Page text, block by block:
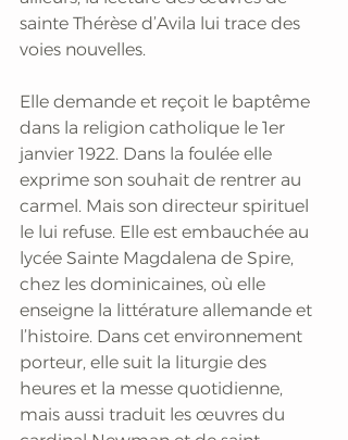
sainte Thérèse d’Avila lui trace des
voies nouvelles.
Elle demande et reçoit le baptême
dans la religion catholique le 1er
janvier 1922. Dans la foulée elle
exprime son souhait de rentrer au
carmel. Mais son directeur spirituel
le lui refuse. Elle est embauchée au
lycée Sainte Magdalena de Spire,
chez les dominicaines, où elle
enseigne la littérature allemande et
l’histoire. Dans cet environnement
porteur, elle suit la liturgie des
heures et la messe quotidienne,
mais aussi traduit les œuvres du